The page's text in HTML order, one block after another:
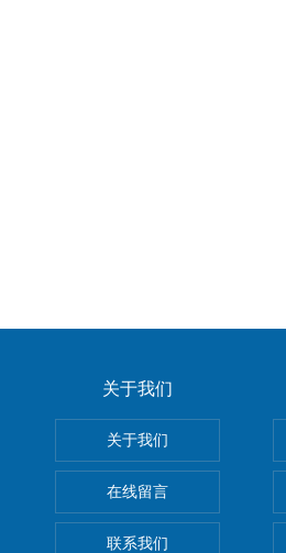
关于我们
关于我们
在线留言
联系我们